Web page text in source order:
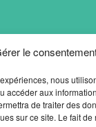
le
nous
accéder aux
de traiter des
sur ce site. Le fait